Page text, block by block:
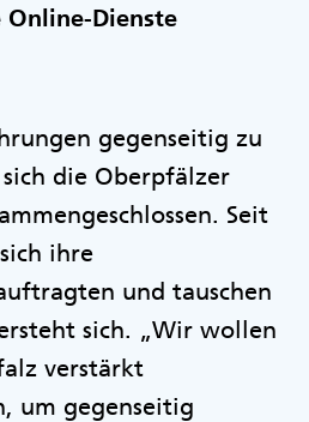
Online-Dienste
gegenseitig zu
die Oberpfälzer
Seit
ihre
und tauschen
sich. „Wir wollen
verstärkt
um gegenseitig